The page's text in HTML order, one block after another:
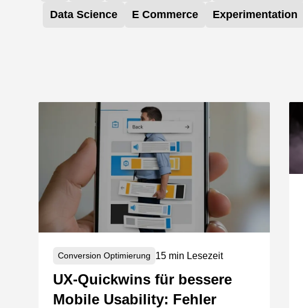
Data Science E Commerce Experimentation
Conversion Optimierung 15 min Lesezeit
UX-Quickwins für bessere
Mobile Usability: Fehler